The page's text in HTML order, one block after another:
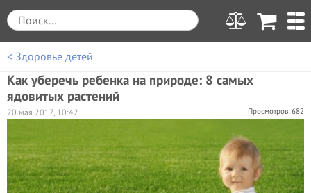
< Здоровье детей
Как уберечь ребенка на природе: 8 самых
ядовитых растений
Просмотров: 682
20 мая 2017, 10:42